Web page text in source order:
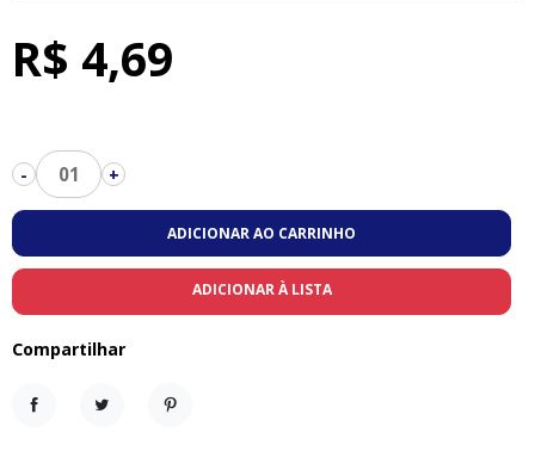
R$ 4,69
- 01 +
ADICIONAR AO CARRINHO
ADICIONAR À LISTA
Compartilhar